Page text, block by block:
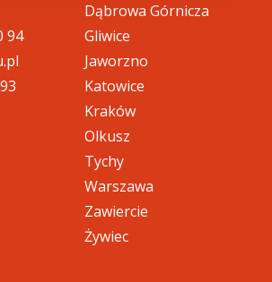
KB)
wypełniania dokume
dotyczących praktyki (342
94
Dąbrowa Górnicza
Gliwice
Jaworzno
Katowice
Kraków
Olkusz
Tychy
Warszawa
Zawiercie
Żywiec